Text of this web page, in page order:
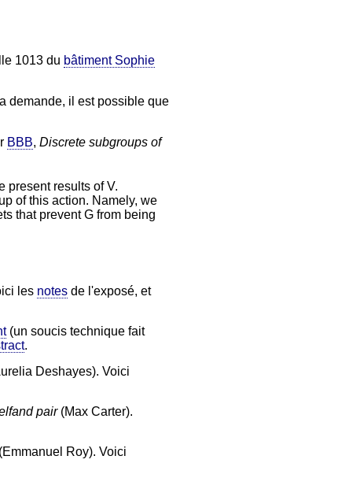
1013 du bâtiment Sophie
demande, il est possible que
BBB, Discrete subgroups of
present results of V.
of this action. Namely, we
that prevent G from being
les notes de l'exposé, et
(un soucis technique fait
.
Deshayes). Voici
pair(Max Carter).
(Emmanuel Roy). Voici